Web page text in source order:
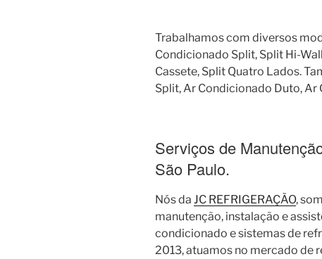
Trabalhamos com diversos
Condicionado Split, Split Hi-
Cassete, Split Quatro Lados.
Split, Ar Condicionado Duto, Ar
Serviços de
São Paulo.
Nós da JC REFRIGERAÇÃO,
manutenção, instalação e
condicionado e sistemas de
2013, atuamos no mercado de